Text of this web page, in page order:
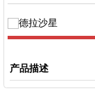
产品描述